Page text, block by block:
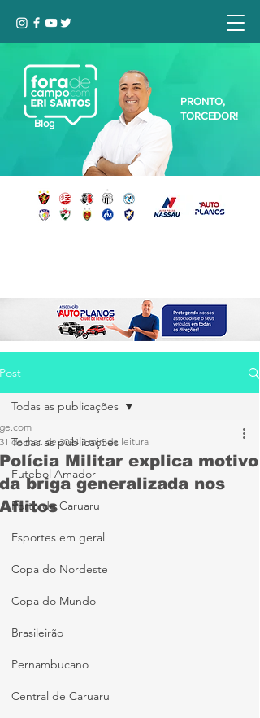
Blog
PRONTO,
TORCEDOR!
Post
Todas as publicações
Futebol Amador
Porto de Caruaru
Esportes em geral
Copa do Nordeste
Copa do Mundo
Brasileirão
Pernambucano
Central de Caruaru
Todas as publicações
Polícia Militar explica motivo
da briga generalizada nos
Aflitos
ge.com
31 de mar. de 2024 3 min de leitura